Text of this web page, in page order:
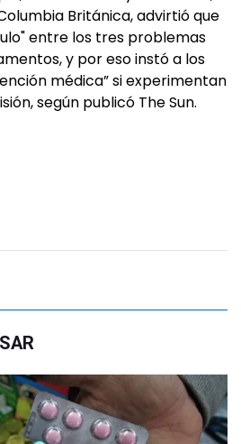
Británica, advirtió que
entre los tres problemas
y por eso instó a los
médica” si experimentan
según publicó The Sun.